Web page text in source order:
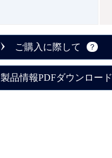
ご購入に際して
製品情報PDFダウンロード